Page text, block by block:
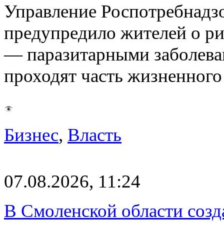
Управление
предупредило жителей о
— паразитарными
проходят часть
Бизнес, Власть
07.08.2026, 11:24
В Смоленской области